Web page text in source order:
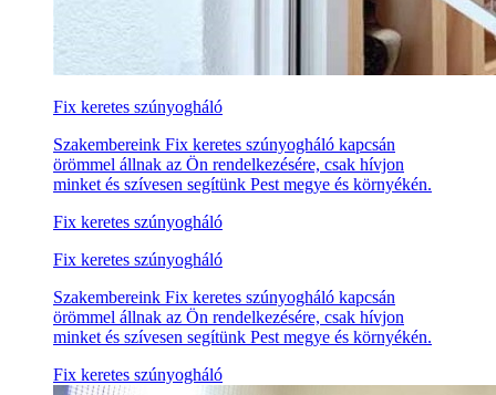
Fix keretes szúnyogháló
Szakembereink Fix keretes szúnyogháló kapcsán
örömmel állnak az Ön rendelkezésére, csak hívjon
minket és szívesen segítünk Pest megye és környékén.
Fix keretes szúnyogháló
Fix keretes szúnyogháló
Szakembereink Fix keretes szúnyogháló kapcsán
örömmel állnak az Ön rendelkezésére, csak hívjon
minket és szívesen segítünk Pest megye és környékén.
Fix keretes szúnyogháló